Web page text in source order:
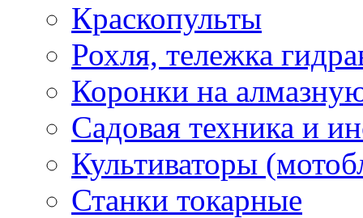
Краскопульты
Рохля, тележка
Коронки на
Садовая техника и
Культиваторы
Станки токарные